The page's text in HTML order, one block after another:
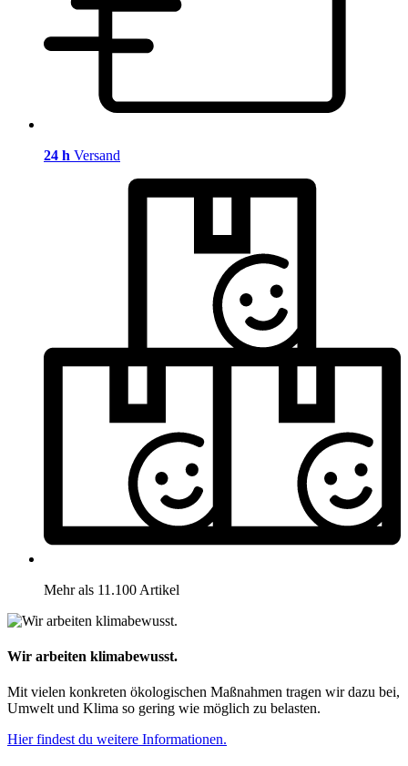
24 h Versand
Mehr als 11.100 Artikel
Wir arbeiten klimabewusst.
Mit vielen konkreten ökologischen Maßnahmen tragen wir dazu bei,
Umwelt und Klima so gering wie möglich zu belasten.
Hier findest du weitere Informationen.